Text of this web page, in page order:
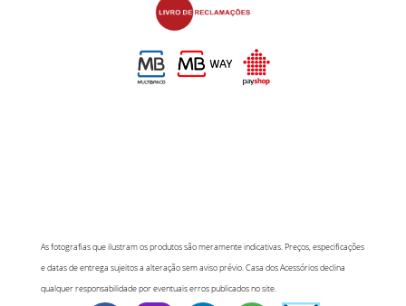
As fotografias que ilustram os produtos são meramente indicativas. Preços, especificações
e datas de entrega sujeitos a alteração sem aviso prévio. Casa dos Acessórios declina
qualquer responsabilidade por eventuais erros publicados no site.